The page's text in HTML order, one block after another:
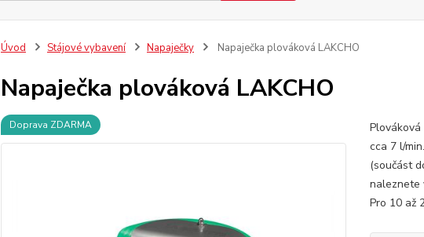
Úvod Stájové vybavení Napaječky Napaječka plováková LAKCHO
Napaječka plováková LAKCHO
Doprava ZDARMA
cca 7 l/
(součást
naleznete
Pro 10 až